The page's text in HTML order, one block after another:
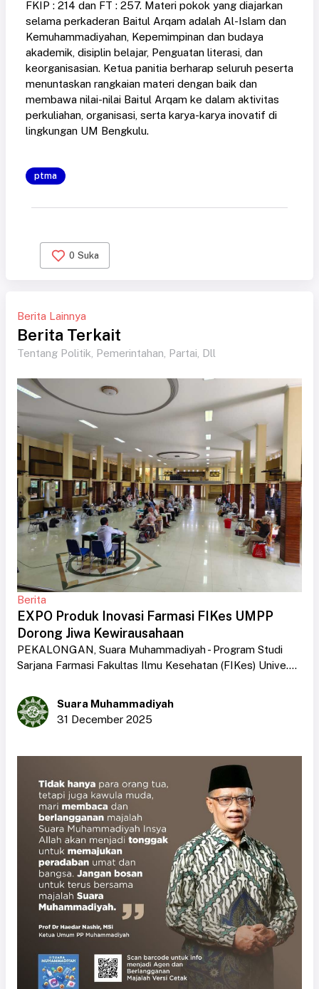
FKIP : 214 dan FT : 257. Materi pokok yang diajarkan
selama perkaderan Baitul Arqam adalah Al-Islam dan
Kemuhammadiyahan, Kepemimpinan dan budaya
akademik, disiplin belajar, Penguatan literasi, dan
keorganisasian. Ketua panitia berharap seluruh peserta
menuntaskan rangkaian materi dengan baik dan
membawa nilai-nilai Baitul Arqam ke dalam aktivitas
perkuliahan, organisasi, serta karya-karya inovatif di
lingkungan UM Bengkulu.
ptma
0 Suka
Berita Lainnya
Berita Terkait
Tentang Politik, Pemerintahan, Partai, Dll
Berita
EXPO Produk Inovasi Farmasi FIKes UMPP
Dorong Jiwa Kewirausahaan
PEKALONGAN, Suara Muhammadiyah - Program Studi
Sarjana Farmasi Fakultas Ilmu Kesehatan (FIKes) Unive....
Suara Muhammadiyah
31 December 2025